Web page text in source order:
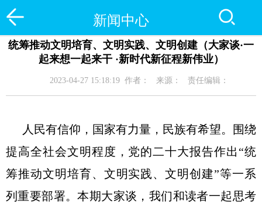
新闻中心
统筹推动文明培育、文明实践、文明创建（大家谈·一
起来想一起来干 ·新时代新征程新伟业）
2023-04-27 15:18:19 作者： 来源： 责任编辑：
人民有信仰，国家有力量，民族有希望。围绕
提高全社会文明程度，党的二十大报告作出“统
筹推动文明培育、文明实践、文明创建”等一系
列重要部署。本期大家谈，我们和读者一起思考